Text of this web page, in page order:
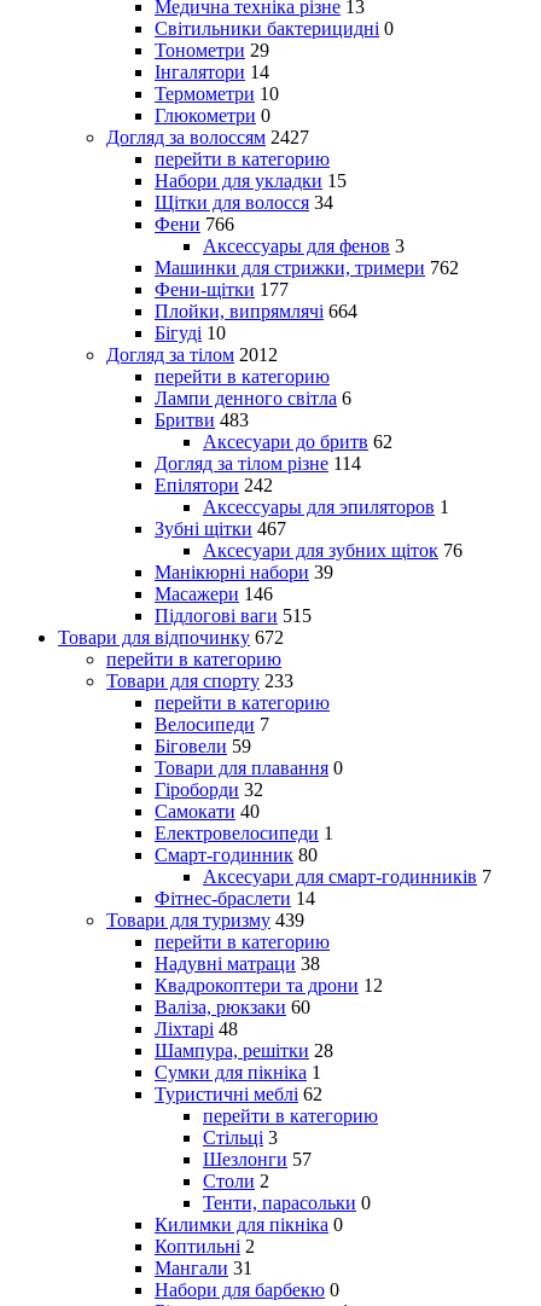
Медична техніка різне 13
Світильники бактерицидні 0
Тонометри 29
Інгалятори 14
Термометри 10
Глюкометри 0
Догляд за волоссям 2427
перейти в категорию
Набори для укладки 15
Щітки для волосся 34
Фени 766
Аксессуары для фенов 3
Машинки для стрижки, тримери 762
Фени-щітки 177
Плойки, випрямлячі 664
Бігуді 10
Догляд за тілом 2012
перейти в категорию
Лампи денного світла 6
Бритви 483
Аксесуари до бритв 62
Догляд за тілом різне 114
Епілятори 242
Аксессуары для эпиляторов 1
Зубні щітки 467
Аксесуари для зубних щіток 76
Манікюрні набори 39
Масажери 146
Підлогові ваги 515
Товари для відпочинку 672
перейти в категорию
Товари для спорту 233
перейти в категорию
Велосипеди 7
Біговели 59
Товари для плавання 0
Гіроборди 32
Самокати 40
Електровелосипеди 1
Смарт-годинник 80
Аксесуари для смарт-годинників 7
Фітнес-браслети 14
Товари для туризму 439
перейти в категорию
Надувні матраци 38
Квадрокоптери та дрони 12
Валіза, рюкзаки 60
Ліхтарі 48
Шампура, решітки 28
Сумки для пікніка 1
Туристичні меблі 62
перейти в категорию
Стільці 3
Шезлонги 57
Столи 2
Тенти, парасольки 0
Килимки для пікніка 0
Коптильні 2
Мангали 31
Набори для барбекю 0